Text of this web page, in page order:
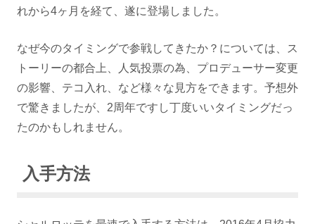
れから4ヶ月を経て、遂に登場しました。
なぜ今のタイミングで参戦してきたか？については、ス
トーリーの都合上、人気投票の為、プロデューサー変更
の影響、テコ入れ、など様々な見方をできます。予想外
で驚きましたが、2周年ですし丁度いいタイミングだっ
たのかもしれません。
入手方法